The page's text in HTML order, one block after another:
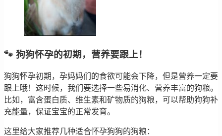
🐾 狗狗怀孕的初期，营养要跟上！
狗狗怀孕初期，孕妈妈们的食欲可能会下降，但是营养一定要
跟上哦！这时候，我们要选择一些易消化、营养丰富的狗粮。
比如，富含蛋白质、维生素和矿物质的狗粮，可以帮助狗狗补
充能量，保证宝宝的正常发育。
这里给大家推荐几种适合怀孕狗狗的狗粮：